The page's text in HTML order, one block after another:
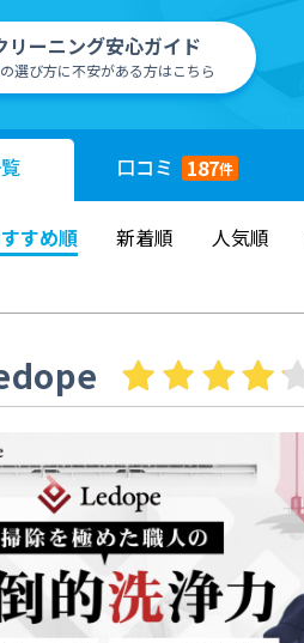
リーニング安心ガイド
選び方に不安がある方はこちら
口コミ 187件
すめ順 新着順 人気順